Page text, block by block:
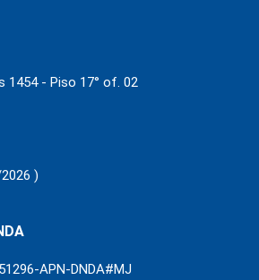
1454 - Piso 17° of. 02
)
APN-DNDA#MJ